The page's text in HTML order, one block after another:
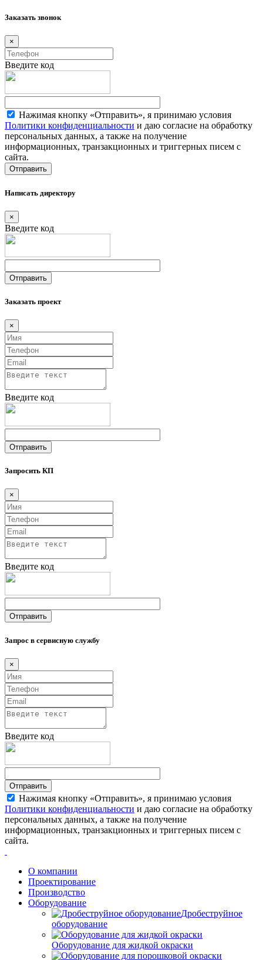
Заказать звонок
×
Введите код
Нажимая кнопку «Отправить», я принимаю условия
Политики конфиденциальности и даю согласие на обработку
персональных данных, а также на получение
информационных, транзакционных и триггерных писем с
сайта.
Написать директору
×
Введите код
Заказать проект
×
Введите код
Запросить КП
×
Введите код
Запрос в сервисную службу
×
Введите код
Нажимая кнопку «Отправить», я принимаю условия
Политики конфиденциальности и даю согласие на обработку
персональных данных, а также на получение
информационных, транзакционных и триггерных писем с
сайта.
О компании
Проектирование
Производство
Оборудование
Дробеструйное
оборудование
Оборудование для жидкой окраски